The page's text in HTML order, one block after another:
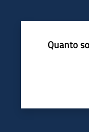
Quanto